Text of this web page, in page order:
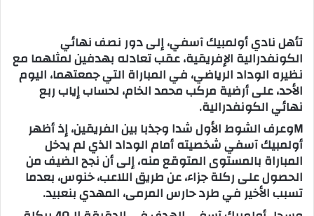
ل
ب
ر
ي
د
ا
إ
ل
ك
ت
ر
تأهل نادي أولمبيك آسفي، إلى دور نصف نهائي
الكونفدرالية الإفريقية، عقب تعادله بهدفين لمثلهما مع
نظيره الوداد الرياضي، في المباراة التي جمعتهما، اليوم
الأحد، على أرضية مركب محمد الخام، لحساب إياب ربع
نهائي الكونفدرالية.
Mوعرف الشوط الأول شدا وجذبا بين الفريقين، إذ أظهر
أولمبيك آسفي شخصيته أمام الوداد الذي لم يدخل
المباراة بالمستوى المتوقع منه، إلى أن نجح الضيف من
الحصول على ركلة جزاء، عن طريق اللاعب، خنوس، بعدما
تسبب الأخير في طرد حارس المرمى، المهدي بنعبيد.